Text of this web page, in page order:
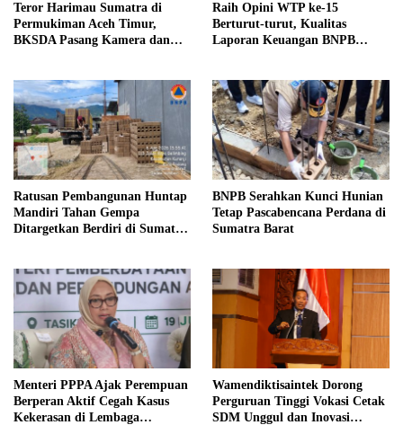
Teror Harimau Sumatra di
Permukiman Aceh Timur,
BKSDA Pasang Kamera dan
Raih Opini WTP ke-15
Berturut-turut, Kualitas
Laporan Keuangan BNPB
Ratusan Pembangunan Huntap
Mandiri Tahan Gempa
Ditargetkan Berdiri di Sumatra
BNPB Serahkan Kunci Hunian
Tetap Pascabencana Perdana di
Sumatra Barat
Menteri PPPA Ajak Perempuan
Berperan Aktif Cegah Kasus
Kekerasan di Lembaga
Wamendiktisaintek Dorong
Perguruan Tinggi Vokasi Cetak
SDM Unggul dan Inovasi